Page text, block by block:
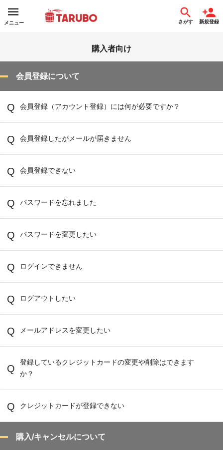
メニュー さがす 新規登録
購入者向け
会員登録について
会員登録（アカウント登録）には何が必要ですか？
会員登録したがメールが届きません
会員登録できない
パスワードを忘れました
パスワードを変更したい
ログインできません
ログアウトしたい
メールアドレスを変更したい
登録しているクレジットカードの変更や削除はできます
か？
クレジットカードが登録できない
購入/キャンセルについて